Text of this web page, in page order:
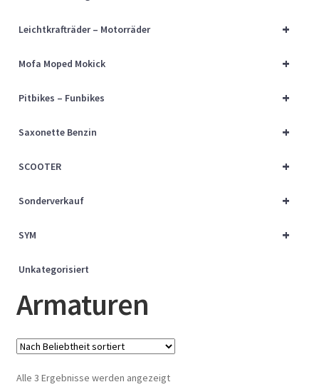
+
Leichtkrafträder – Motorräder
+
Mofa Moped Mokick
+
Pitbikes – Funbikes
+
Saxonette Benzin
+
SCOOTER
+
Sonderverkauf
+
SYM
Unkategorisiert
Armaturen
Alle 3 Ergebnisse werden angezeigtNach